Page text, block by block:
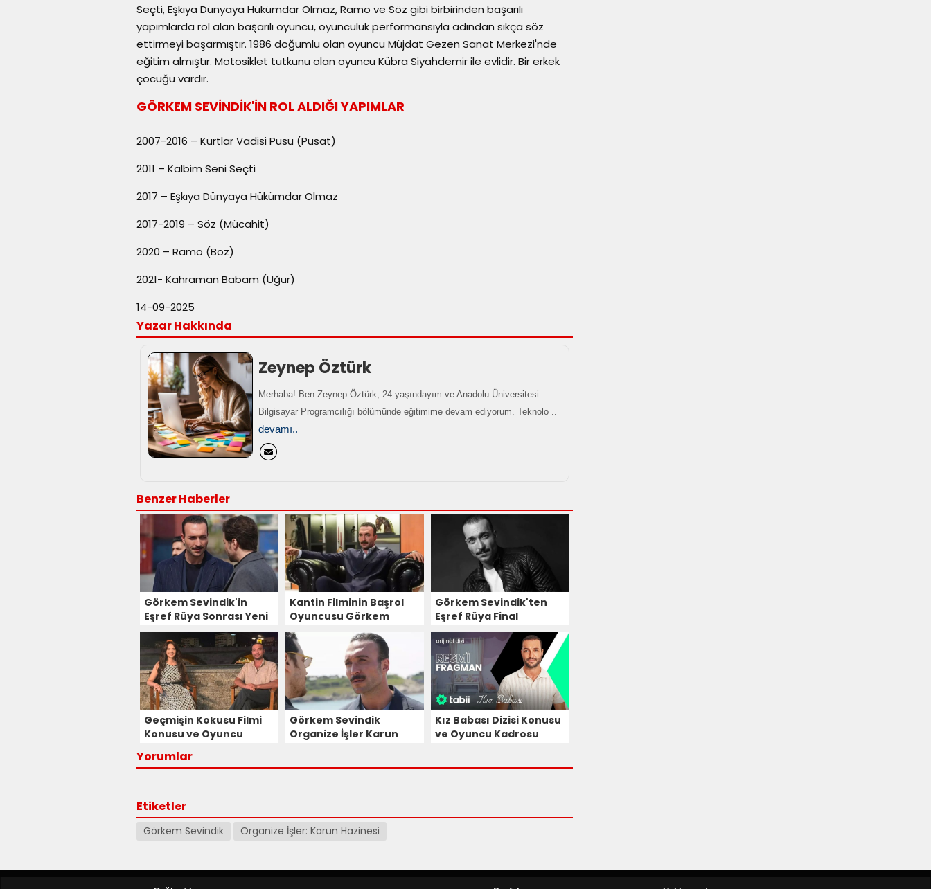
Seçti, Eşkıya Dünyaya Hükümdar Olmaz, Ramo ve Söz gibi birbirinden başarılı
yapımlarda rol alan başarılı oyuncu, oyunculuk performansıyla adından sıkça söz
ettirmeyi başarmıştır. 1986 doğumlu olan oyuncu Müjdat Gezen Sanat Merkezi'nde
eğitim almıştır. Motosiklet tutkunu olan oyuncu Kübra Siyahdemir ile evlidir. Bir erkek
çocuğu vardır.
GÖRKEM SEVİNDİK'İN ROL ALDIĞI YAPIMLAR
2007-2016 – Kurtlar Vadisi Pusu (Pusat)
2011 – Kalbim Seni Seçti
2017 – Eşkıya Dünyaya Hükümdar Olmaz
2017-2019 – Söz (Mücahit)
2020 – Ramo (Boz)
2021- Kahraman Babam (Uğur)
14-09-2025
Yazar Hakkında
Zeynep Öztürk
Merhaba! Ben Zeynep Öztürk, 24 yaşındayım ve Anadolu Üniversitesi
Bilgisayar Programcılığı bölümünde eğitimime devam ediyorum. Teknolo ..
devamı..
Benzer Haberler
Görkem Sevindik'in
Eşref Rüya Sonrası Yeni
Projesi Belli Oldu!
Kantin Filminin Başrol
Oyuncusu Görkem
Sevindik Oldu!
Görkem Sevindik'ten
Eşref Rüya Final
Kararıyla İlgili Şaşırtan
Açıklama!
Geçmişin Kokusu Filmi
Konusu ve Oyuncu
Görkem Sevindik
Organize İşler Karun
Kız Babası Dizisi Konusu
ve Oyuncu Kadrosu
Yorumlar
Etiketler
Görkem Sevindik Organize İşler: Karun Hazinesi